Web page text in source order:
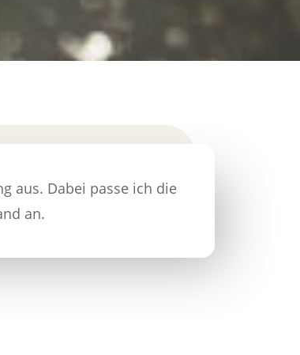
aus. Dabei passe ich die
an.